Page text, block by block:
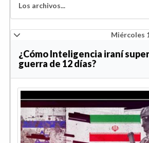
Los archivos...
Miércoles
¿Cómo Inteligencia iraní
guerra de 12 días?